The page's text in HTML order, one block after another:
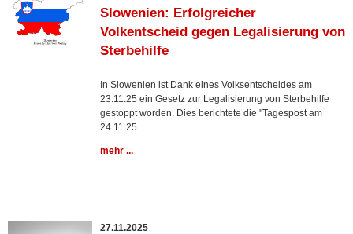
Slowenien: Erfolgreicher
Volkentscheid gegen Legalisierung von
Sterbehilfe
In Slowenien ist Dank eines Volksentscheides am
23.11.25 ein Gesetz zur Legalisierung von Sterbehilfe
gestoppt worden. Dies berichtete die "Tagespost am
24.11.25.
mehr ...
27.11.2025